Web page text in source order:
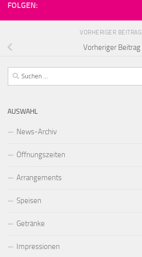
FOLGEN:
VORHERIGER BEITRAG
Vorheriger Beitrag
Suchen
nach:
AUSWAHL
News-Archiv
Öffnungszeiten
Arrangements
Speisen
Getränke
Impressionen